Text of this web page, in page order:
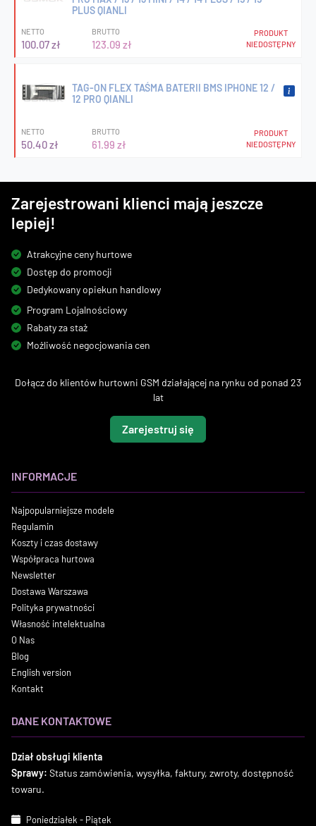
PLUS QIANLI
NETTO
100.07 zł
BRUTTO
123.09 zł
PRODUKT
NIEDOSTĘPNY
TAG-ON FLEX TAŚMA BATERII BMS IPHONE 12 /
12 PRO QIANLI
NETTO
50.40 zł
BRUTTO
61.99 zł
PRODUKT
NIEDOSTĘPNY
Zarejestrowani klienci mają jeszcze
lepiej!
Atrakcyjne ceny hurtowe
Dostęp do promocji
Dedykowany opiekun handlowy
Program Lojalnościowy
Rabaty za staż
Możliwość negocjowania cen
Dołącz do klientów hurtowni GSM działającej na rynku od ponad 23
lat
Zarejestruj się
INFORMACJE
Najpopularniejsze modele
Regulamin
Koszty i czas dostawy
Współpraca hurtowa
Newsletter
Dostawa Warszawa
Polityka prywatności
Własność intelektualna
O Nas
Blog
English version
Kontakt
DANE KONTAKTOWE
Dział obsługi klienta
Sprawy: Status zamówienia, wysyłka, faktury, zwroty, dostępność
towaru.
Poniedziałek - Piątek